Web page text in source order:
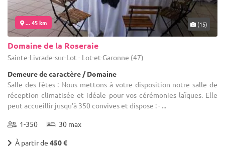
... 45 km (15)
Domaine de la Roseraie
Sainte-Livrade-sur-Lot - Lot-et-Garonne (47)
Demeure de caractère / Domaine
Salle des fêtes : Nous mettons à votre disposition notre salle de
réception climatisée et idéale pour vos cérémonies laïques. Elle
peut accueillir jusqu'à 350 convives et dispose : - ...
1-350 30 max
À partir de 450 €